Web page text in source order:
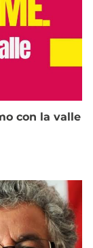
con la valle